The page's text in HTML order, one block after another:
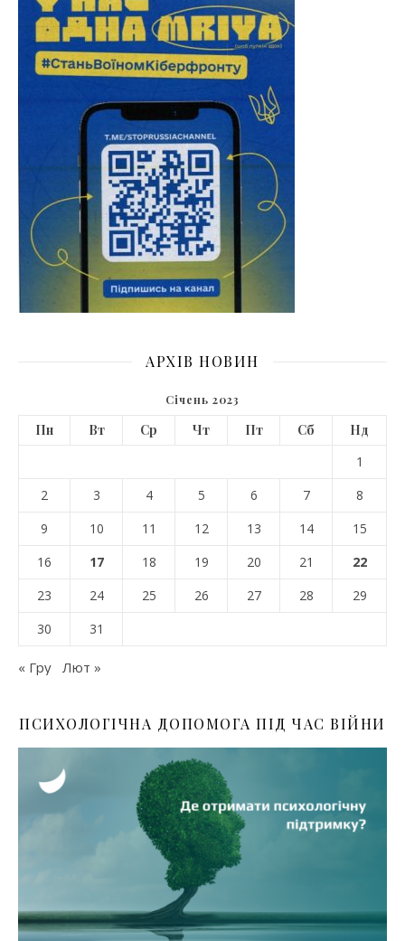
АРХІВ НОВИН
Січень 2023
Пн Вт Ср Чт Пт Сб
Нд
1
2
3 4 5 6 7
8
9
10 11 12 13 14
15
16
17 18 19 20 21
22
23
24 25 26 27 28
29
30
31
« Гру Лют »
ПСИХОЛОГІЧНА ДОПОМОГА ПІД ЧАС ВІЙНИ